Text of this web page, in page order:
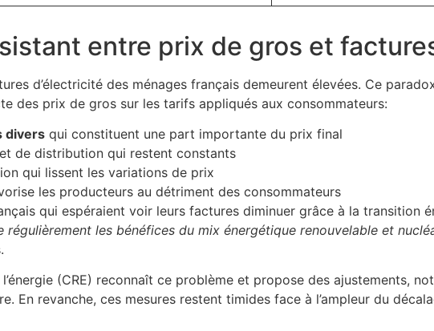
entre prix de gros et
d’électricité des ménages français demeurent élevées. Ce
des prix de gros sur les tarifs appliqués aux consommateurs:
divers qui constituent une part importante du prix final
de distribution qui restent constants
qui lissent les variations de prix
les producteurs au détriment des consommateurs
qui espéraient voir leurs factures diminuer grâce à la transition
les bénéfices du mix énergétique renouvelable et
(CRE) reconnaît ce problème et propose des ajustements,
En revanche, ces mesures restent timides face à l’ampleur du